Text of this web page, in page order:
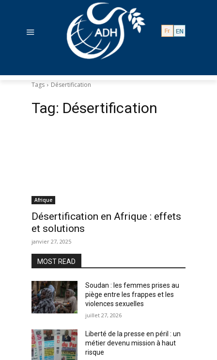
Tags Désertification
Tag: Désertification
Afrique
Désertification en Afrique : effets
et solutions
janvier 27, 2025
MOST READ
Soudan : les femmes prises au
piège entre les frappes et les
violences sexuelles
juillet 27, 2026
Liberté de la presse en péril : un
métier devenu mission à haut
risque